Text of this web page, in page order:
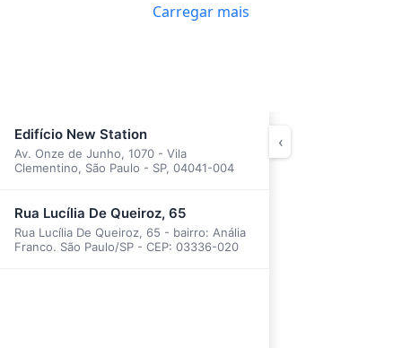
Carregar mais
Edifício New Station
Av. Onze de Junho, 1070 - Vila
Clementino, São Paulo - SP, 04041-004
Rua Lucília De Queiroz, 65
Rua Lucília De Queiroz, 65 - bairro: Anália
Franco. São Paulo/SP - CEP: 03336-020
‹